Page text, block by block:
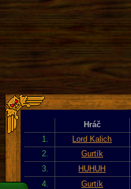
Hráč
1.
Lord Kalich
2.
Gurtík
3.
HUHUH
4.
Gurtík